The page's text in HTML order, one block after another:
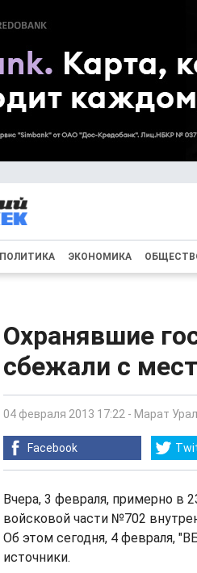
ПОЛИТИКА ЭКОНОМИКА
Охранявшие
сбежали с
04 февраля 2013 17:22 - Марат
Facebook
Вчера, 3 февраля, примерно в
войсковой части №702
Об этом сегодня, 4 февраля,
источники.